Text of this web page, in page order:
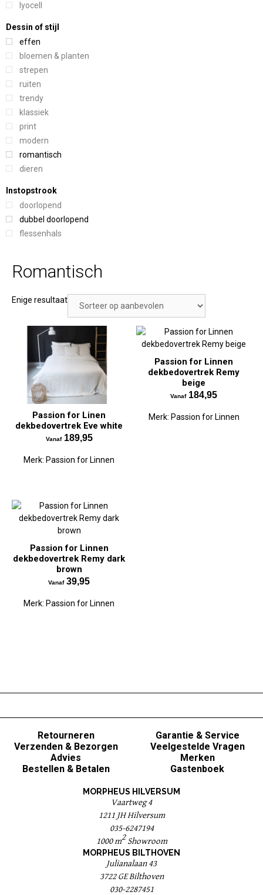
Romantisch
Enige resultaat
Passion for Linen
dekbedovertrek Eve white
Vanaf189,95
Merk: Passion for Linnen
Passion for Linnen
dekbedovertrek Remy
beige
Vanaf184,95
Merk: Passion for Linnen
Passion for Linnen
dekbedovertrek Remy dark
brown
Vanaf39,95
Merk: Passion for Linnen
lyocell
Dessin of stijl
effen
bloemen & planten
strepen
ruiten
trendy
klassiek
print
modern
romantisch
dieren
Instopstrook
doorlopend
dubbel doorlopend
flessenhals
Retourneren
Verzenden & Bezorgen
Advies
Bestellen & Betalen
Garantie & Service
Veelgestelde Vragen
Merken
Gastenboek
MORPHEUS HILVERSUM
Vaartweg 4
1211 JH Hilversum
035-6247194
1000 m2Showroom
MORPHEUS BILTHOVEN
Julianalaan 43
3722 GE Bilthoven
030-2287451